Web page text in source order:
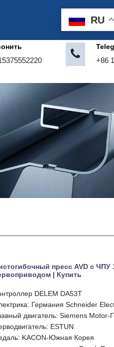
+86
пресс AVD с ЧПУ
| Купить
DELEM DA53T
Германия Schneider
двигатель: Siemens Motor-
ESTUN
KACON-Южная Корея
RU